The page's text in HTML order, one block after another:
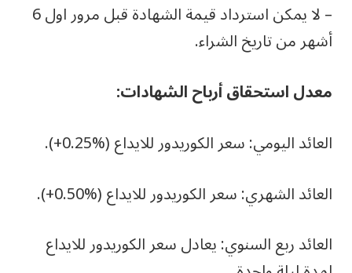
– لا يمكن استرداد قيمة الشهادة قبل مرور اول 6
أشهر من تاريخ الشراء.
معدل استحقاق أرباح الشهادات:
العائد اليومي: سعر الكوريدور للايداع (%0.25+).
العائد الشهري: سعر الكوريدور للايداع (%0.50+).
العائد ربع السنوي: يعادل سعر الكوريدور للايداع